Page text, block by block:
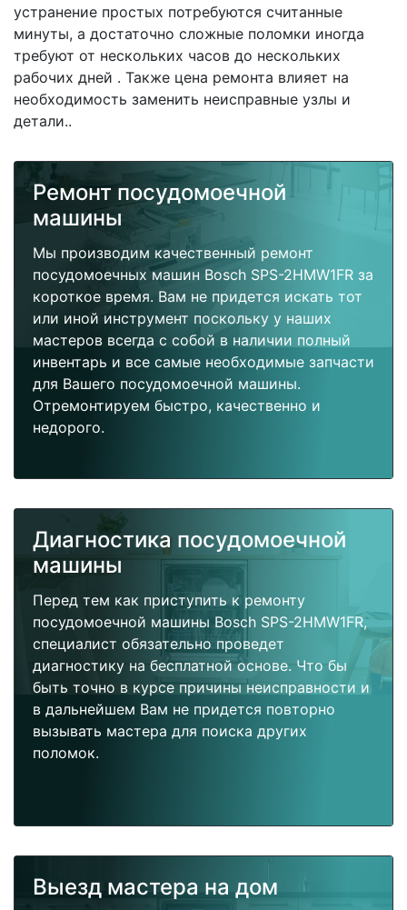
устранение простых потребуются считанные
минуты, а достаточно сложные поломки иногда
требуют от нескольких часов до нескольких
рабочих дней . Также цена ремонта влияет на
необходимость заменить неисправные узлы и
детали..
Ремонт посудомоечной
машины
Мы производим качественный ремонт
посудомоечных машин Bosch SPS-2HMW1FR за
короткое время. Вам не придется искать тот
или иной инструмент поскольку у наших
мастеров всегда с собой в наличии полный
инвентарь и все самые необходимые запчасти
для Вашего посудомоечной машины.
Отремонтируем быстро, качественно и
недорого.
Диагностика посудомоечной
машины
Перед тем как приступить к ремонту
посудомоечной машины Bosch SPS-2HMW1FR,
специалист обязательно проведет
диагностику на бесплатной основе. Что бы
быть точно в курсе причины неисправности и
в дальнейшем Вам не придется повторно
вызывать мастера для поиска других
поломок.
Выезд мастера на дом